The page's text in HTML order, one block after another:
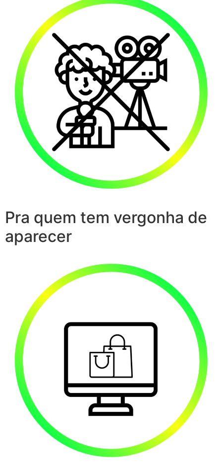
Pra quem tem vergonha de
aparecer